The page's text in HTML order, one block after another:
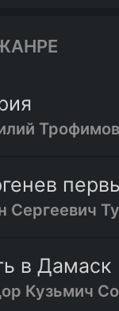
Сергеевич
в Дамаск
Кузьмич